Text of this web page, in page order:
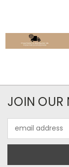
JOIN OUR
Address